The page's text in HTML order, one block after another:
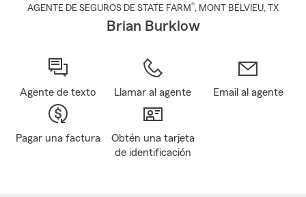
AGENTE DE SEGUROS DE STATE FARM®, MONT BELVIEU, TX
Brian Burklow
Agente de texto Llamar al agente Email al agente
Pagar una factura
Obtén una tarjeta
de identificación